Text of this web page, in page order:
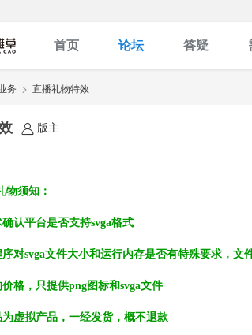
首页 论坛 答疑
务 直播礼物特效
版主
物须知：
认平台是否支持svga格式
对svga文件大小和运行内存是否有特殊要求，
格，只提供png图标和svga文件
虚拟产品，一经发货，概不退款